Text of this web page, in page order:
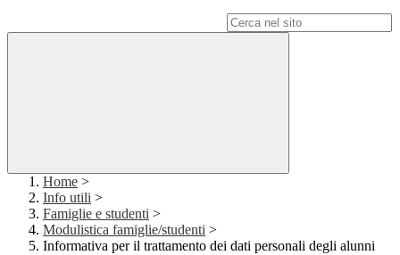
Home >
Info utili >
Famiglie e studenti >
Modulistica famiglie/studenti >
Informativa per il trattamento dei dati personali degli alunni